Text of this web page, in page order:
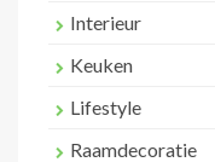
Interieur
Keuken
Lifestyle
Raamdecoratie